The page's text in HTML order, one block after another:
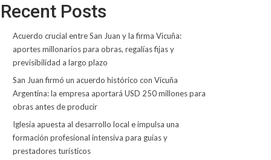
Recent Posts
Acuerdo crucial entre San Juan y la firma Vicuña:
aportes millonarios para obras, regalías fijas y
previsibilidad a largo plazo
San Juan firmó un acuerdo histórico con Vicuña
Argentina: la empresa aportará USD 250 millones para
obras antes de producir
Iglesia apuesta al desarrollo local e impulsa una
formación profesional intensiva para guías y
prestadores turísticos